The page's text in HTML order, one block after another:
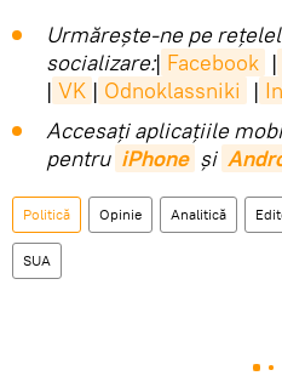
Urmărește-ne pe
socializare:| Facebook |
| VK | Odnoklassniki |
Accesaţi aplicaţiile
pentru iPhone și
Politică Opinie Analitică
SUA